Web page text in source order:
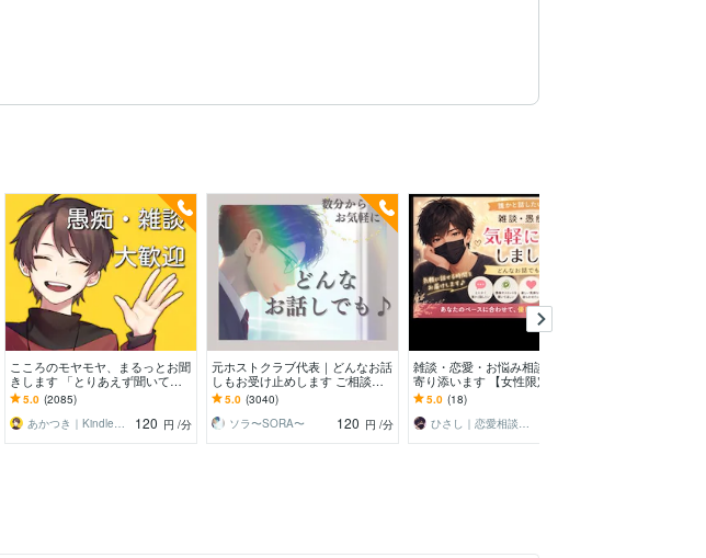
こころのモヤモヤ、まるっとお聞
きします 「とりあえず聞いてほ
しい」というあなたに。優しく傾
聴します
5.0 (2085)
あかつき｜Kindle本出版中
120 円 /分
元ホストクラブ代表｜どんなお話
しもお受け止めします ご相談、
愚痴、ただ誰かと話したい、なん
でも大歓迎です☘️
5.0 (3040)
ソラ〜SORA〜
120 円 /分
雑談・恋愛・お悩み相談 優しく
寄り添います 【女性限定☘️いつ
でも気軽に話してね♪】
5.0 (18)
ひさし｜恋愛相談・話し相手